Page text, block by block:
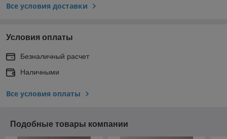
Все условия доставки
Условия оплаты
Безналичный расчет
Наличными
Все условия оплаты
Подобные товары компании